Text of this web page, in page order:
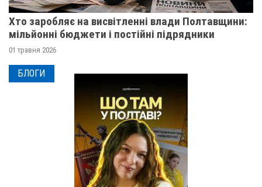
Хто заробляє на висвітленні влади Полтавщини:
мільйонні бюджети і постійні підрядники
01 травня 2026
БЛОГИ